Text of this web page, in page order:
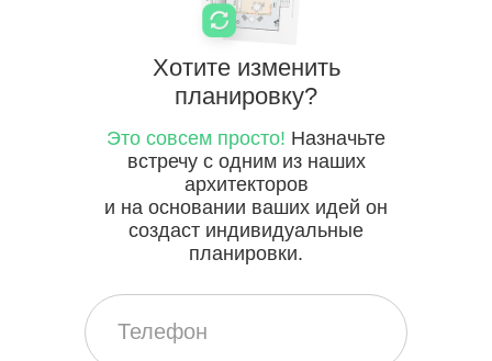
Хотите изменить
планировку?
Это совсем просто! Назначьте
встречу с одним из наших
архитекторов
и на основании ваших идей он
создаст индивидуальные
планировки.